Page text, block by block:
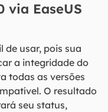
via EaseUS
de usar, pois sua
a integridade do
todas as versões
O resultado
seu status,